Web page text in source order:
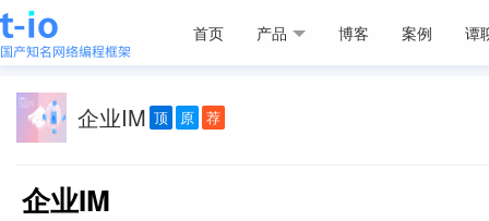
首页 产品 博客 案例 谭
企业IM 顶 原 荐
企业IM